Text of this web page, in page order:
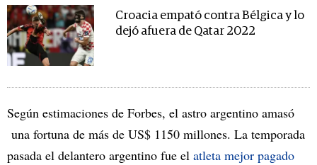
Croacia empató contra Bélgica y lo
dejó afuera de Qatar 2022
Según estimaciones de Forbes, el astro argentino amasó
una fortuna de más de US$ 1150 millones. La temporada
pasada el delantero argentino fue el atleta mejor pagado